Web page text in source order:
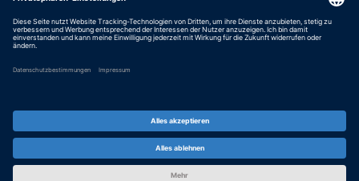
Impressum & Allgemeine Geschäftsbedingungen